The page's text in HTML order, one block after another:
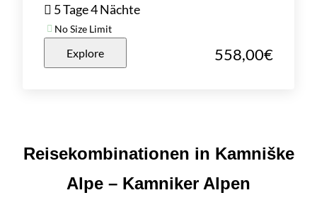
5 Tage 4 Nächte
No Size Limit
Explore 558,00€
Reisekombinationen in Kamniške
Alpe – Kamniker Alpen